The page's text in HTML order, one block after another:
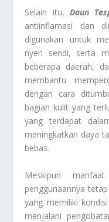
Selain itu, Daun
antiinflamasi dan
digunakan untuk
nyeri sendi, serta
beberapa daerah,
membantu
dengan cara
bagian kulit yang
yang terdapat
meningkatkan daya
bebas.
Meskipun
penggunaannya
yang memiliki
menjalani